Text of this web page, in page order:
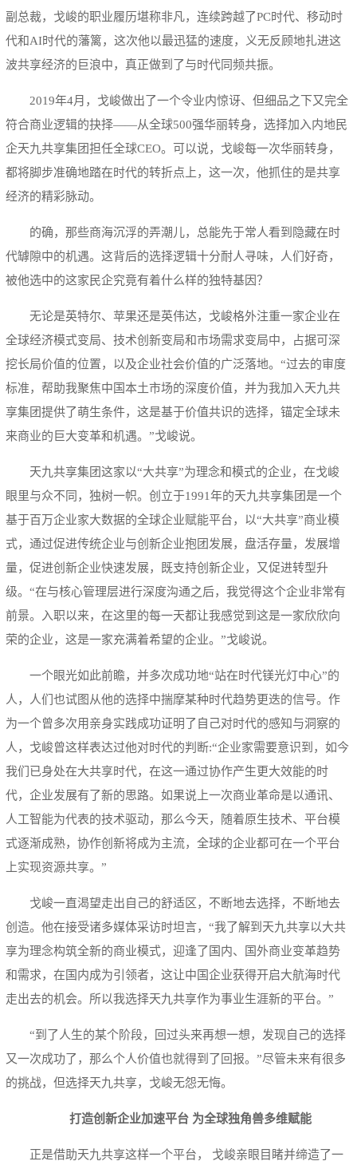
副总裁，戈峻的职业履历堪称非凡，连续跨越了PC时代、移动时
代和AI时代的藩篱，这次他以最迅猛的速度，义无反顾地扎进这
波共享经济的巨浪中，真正做到了与时代同频共振。
2019年4月，戈峻做出了一个令业内惊讶、但细品之下又完全
符合商业逻辑的抉择——从全球500强华丽转身，选择加入内地民
企天九共享集团担任全球CEO。可以说，戈峻每一次华丽转身，
都将脚步准确地踏在时代的转折点上，这一次，他抓住的是共享
经济的精彩脉动。
的确，那些商海沉浮的弄潮儿，总能先于常人看到隐藏在时
代罅隙中的机遇。这背后的选择逻辑十分耐人寻味，人们好奇，
被他选中的这家民企究竟有着什么样的独特基因？
无论是英特尔、苹果还是英伟达，戈峻格外注重一家企业在
全球经济模式变局、技术创新变局和市场需求变局中，占据可深
挖长局价值的位置，以及企业社会价值的广泛落地。“过去的审度
标准，帮助我聚焦中国本土市场的深度价值，并为我加入天九共
享集团提供了萌生条件，这是基于价值共识的选择，锚定全球未
来商业的巨大变革和机遇。”戈峻说。
天九共享集团这家以“大共享”为理念和模式的企业，在戈峻
眼里与众不同，独树一帜。创立于1991年的天九共享集团是一个
基于百万企业家大数据的全球企业赋能平台，以“大共享”商业模
式，通过促进传统企业与创新企业抱团发展，盘活存量，发展增
量，促进创新企业快速发展，既支持创新企业，又促进转型升
级。“在与核心管理层进行深度沟通之后，我觉得这个企业非常有
前景。入职以来，在这里的每一天都让我感觉到这是一家欣欣向
荣的企业，这是一家充满着希望的企业。”戈峻说。
一个眼光如此前瞻，并多次成功地“站在时代镁光灯中心”的
人，人们也试图从他的选择中揣摩某种时代趋势更迭的信号。作
为一个曾多次用亲身实践成功证明了自己对时代的感知与洞察的
人，戈峻曾这样表达过他对时代的判断:“企业家需要意识到，如今
我们已身处在大共享时代，在这一通过协作产生更大效能的时
代，企业发展有了新的思路。如果说上一次商业革命是以通讯、
人工智能为代表的技术驱动，那么今天，随着原生技术、平台模
式逐渐成熟，协作创新将成为主流，全球的企业都可在一个平台
上实现资源共享。”
戈峻一直渴望走出自己的舒适区，不断地去选择，不断地去
创造。他在接受诸多媒体采访时坦言，“我了解到天九共享以大共
享为理念构筑全新的商业模式，迎逢了国内、国外商业变革趋势
和需求，在国内成为引领者，这让中国企业获得开启大航海时代
走出去的机会。所以我选择天九共享作为事业生涯新的平台。”
“到了人生的某个阶段，回过头来再想一想，发现自己的选择
又一次成功了，那么个人价值也就得到了回报。”尽管未来有很多
的挑战，但选择天九共享，戈峻无怨无悔。
打造创新企业加速平台 为全球独角兽多维赋能
正是借助天九共享这样一个平台， 戈峻亲眼目睹并缔造了一